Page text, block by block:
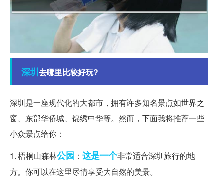
深圳去哪里比较好玩?
深圳是一座现代化的大都市，拥有许多知名景点如世界之
窗、东部华侨城、锦绣中华等。然而，下面我将推荐一些
小众景点给你：
1. 梧桐山森林公园 ： 这是一个非常适合深圳旅行的地
方。你可以在这里尽情享受大自然的美景。